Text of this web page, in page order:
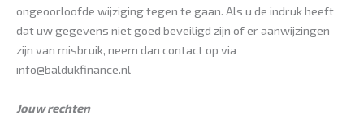
ongeoorloofde wijziging tegen te gaan. Als u de indruk heeft
dat uw gegevens niet goed beveiligd zijn of er aanwijzingen
zijn van misbruik, neem dan contact op via
info@baldukfinance.nl
Jouw rechten